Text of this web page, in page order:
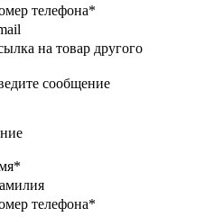
телефона*
на товар другого
сообщение
телефона*